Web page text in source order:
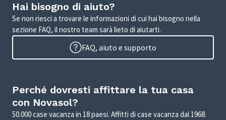
Hai bisogno di aiuto?
Se non riesci a trovare le informazioni di cui hai bisogno nella
sezione FAQ, il nostro team sarà lieto di aiutarti.
FAQ, aiuto e supporto
Perché dovresti affittare la tua casa
con Novasol?
50.000 case vacanza in 18 paesi. Affitti di case vacanza dal 1968.